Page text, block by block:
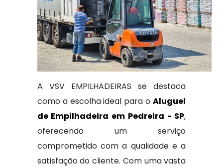
A VSV EMPILHADEIRAS se destaca
como a escolha ideal para oAluguel
de Empilhadeira em Pedreira - SP,
oferecendo um serviço
comprometido com a qualidade e a
satisfação do cliente. Com uma vasta